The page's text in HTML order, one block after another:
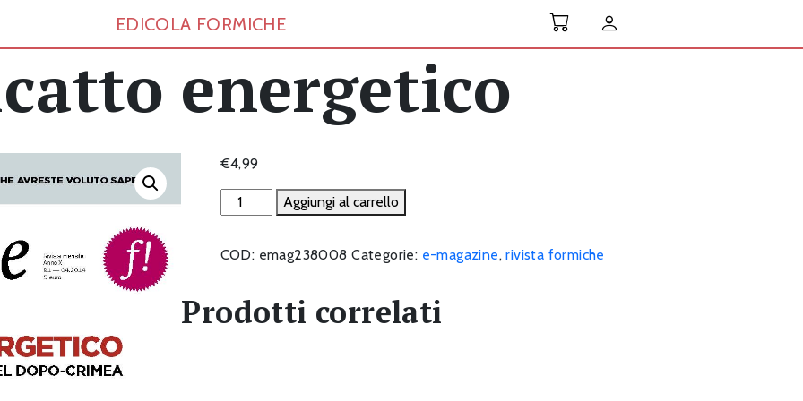
EDICOLA FORMICHE
energetico
€4,99
ricatto
quantità
Aggiungi al carrello
COD: emag238008 Categorie: e-magazine,rivista formiche
Prodotti correlati